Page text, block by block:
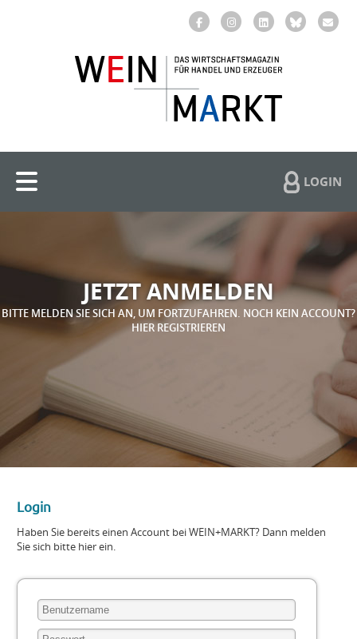
LOGIN
JETZT ANMELDEN
BITTE MELDEN SIE SICH AN, UM FORTZUFAHREN. NOCH KEIN ACCOUNT?
HIER REGISTRIEREN
Login
Haben Sie bereits einen Account bei WEIN+MARKT? Dann melden
Sie sich bitte hier ein.